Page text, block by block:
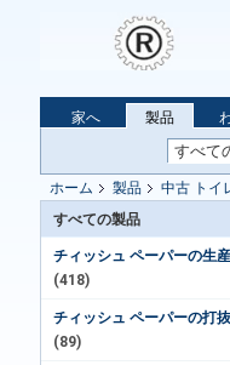
家へ 製品
ホーム 製品 中古 トイ
すべての製品
チィッシュ ペーパーの生
(418)
チィッシュ ペーパーの打
(89)